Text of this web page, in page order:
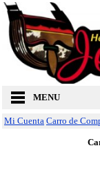
MENU
Mi Cuenta Carro de